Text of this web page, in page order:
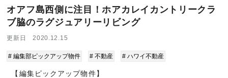
オアフ島西側に注目！ホアカレイカントリークラ
ブ脇のラグジュアリーリビング
更新日 2020.12.15
# 編集部ピックアップ物件 # 不動産 # ハワイ不動産
【編集ピックアップ物件】